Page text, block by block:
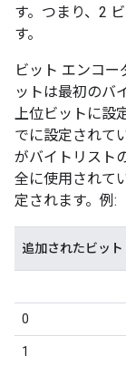
す。つまり、2
す。
ビット エンコ
ットは最初のバ
上位ビットに設
でに設定されて
がバイトリスト
全に使用されて
定されます。例:
追加されたビット
0
1